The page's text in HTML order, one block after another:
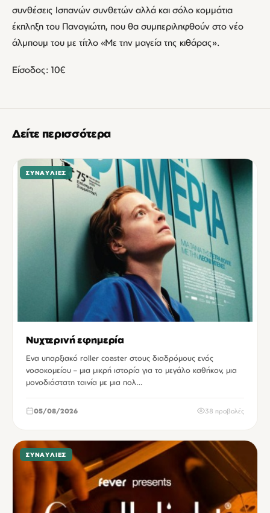
συνθέσεις Ισπανών συνθετών αλλά και σόλο κομμάτια
έκπληξη του Παναγιώτη, που θα συμπεριληφθούν στο νέο
άλμπουμ του με τίτλο «Με την μαγεία της κιθάρας».
Είσοδος: 10€
Δείτε περισσότερα
ΣΥΝΑΥΛΊΕΣ
Νυχτερινή εφημερία
Ενα υπαρξιακό roller coaster στους διαδρόμους ενός
νοσοκομείου – μια μικρή ιστορία για το μεγάλο καθήκον, μια
μονοδιάστατη ταινία με μια πολ…
05/08/2026 38 προβολές
ΣΥΝΑΥΛΊΕΣ